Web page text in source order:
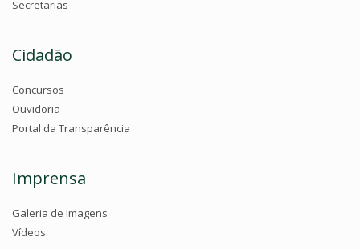
Secretarias
Cidadão
Concursos
Ouvidoria
Portal da Transparência
Imprensa
Galeria de Imagens
Vídeos